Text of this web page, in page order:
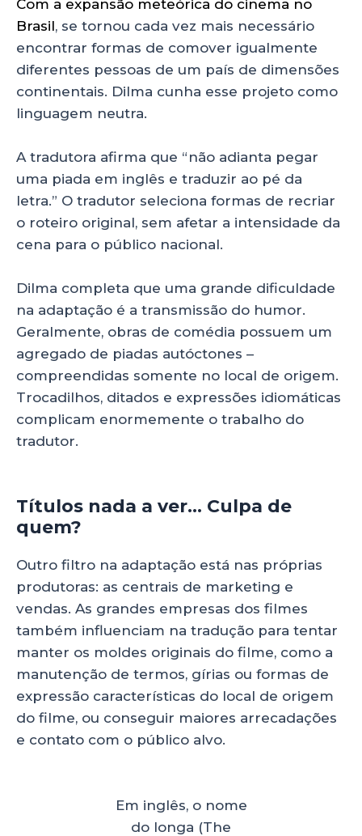
Com a expansão meteórica do cinema no
Brasil, se tornou cada vez mais necessário
encontrar formas de comover igualmente
diferentes pessoas de um país de dimensões
continentais. Dilma cunha esse projeto como
linguagem neutra.
A tradutora afirma que “não adianta pegar
uma piada em inglês e traduzir ao pé da
letra.” O tradutor seleciona formas de recriar
o roteiro original, sem afetar a intensidade da
cena para o público nacional.
Dilma completa que uma grande dificuldade
na adaptação é a transmissão do humor.
Geralmente, obras de comédia possuem um
agregado de piadas autóctones –
compreendidas somente no local de origem.
Trocadilhos, ditados e expressões idiomáticas
complicam enormemente o trabalho do
tradutor.
Títulos nada a ver… Culpa de
quem?
Outro filtro na adaptação está nas próprias
produtoras: as centrais de marketing e
vendas. As grandes empresas dos filmes
também influenciam na tradução para tentar
manter os moldes originais do filme, como a
manutenção de termos, gírias ou formas de
expressão características do local de origem
do filme, ou conseguir maiores arrecadações
e contato com o público alvo.
Em inglês, o nome
do longa (The